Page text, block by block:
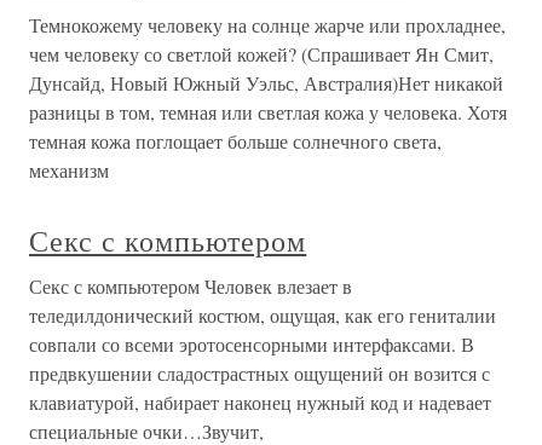
Темнокожему человеку на солнце жарче или прохладнее,
чем человеку со светлой кожей? (Спрашивает Ян Смит,
Дунсайд, Новый Южный Уэльс, Австралия)Нет никакой
разницы в том, темная или светлая кожа у человека. Хотя
темная кожа поглощает больше солнечного света,
механизм
Секс с компьютером
Секс с компьютером Человек влезает в
теледилдонический костюм, ощущая, как его гениталии
совпали со всеми эротосенсорными интерфаксами. В
предвкушении сладострастных ощущений он возится с
клавиатурой, набирает наконец нужный код и надевает
специальные очки…Звучит,